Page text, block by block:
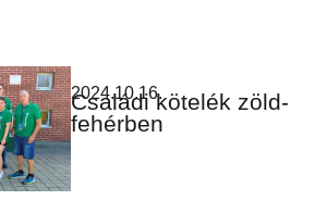
2024.10.16.
Családi kötelék zöld-
fehérben